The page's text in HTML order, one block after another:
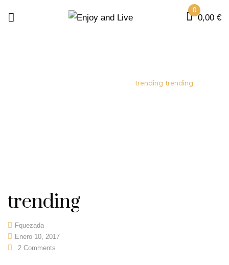
0
0,00 €
trending trending
trending
Fquezada
Enero 10, 2017
2 Comments